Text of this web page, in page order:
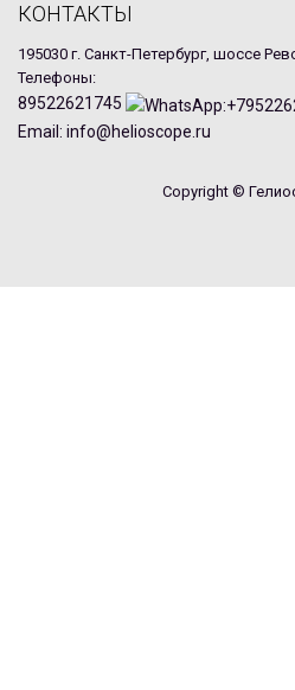
КОНТАКТЫ
195030 г. Санкт-Петербург, шоссе
Телефоны:
89522621745
Email: info@helioscope.ru
Copyright ©